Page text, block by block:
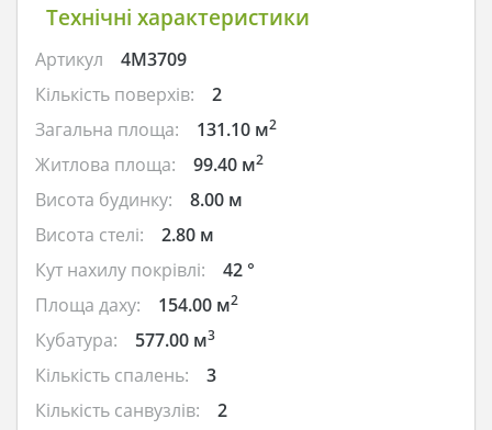
Технічні характеристики
Артикул
4M3709
Кількість поверхів:
2
Загальна площа:
131.10 м2
Житлова площа: 99.40 м2
Висота будинку:
8.00 м
Висота стелі:
2.80 м
Кут нахилу покрівлі:
42 °
Площа даху:
154.00 м2
Кубатура: 577.00 м3
Кількість спалень:
3
Кількість санвузлів:
2